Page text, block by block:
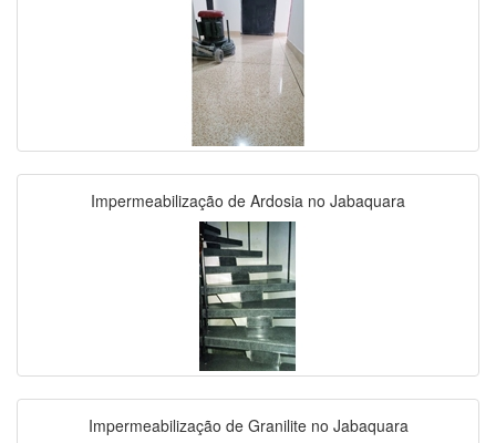
Impermeabilização de Ardosia no Jabaquara
Impermeabilização de Granilite no Jabaquara